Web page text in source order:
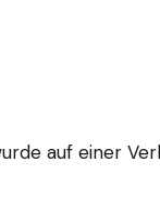
auf einer